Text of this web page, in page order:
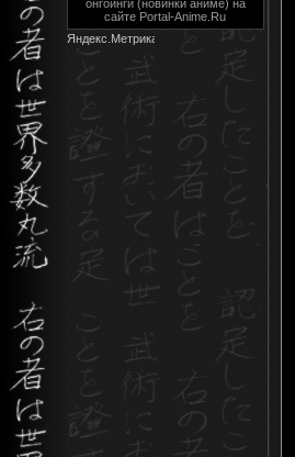
онгоинги (новинки аниме) на
сайте Portal-Anime.Ru